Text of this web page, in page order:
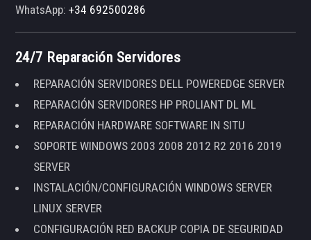
WhatsApp:+34 692500286
24/7 Reparación Servidores
REPARACIÓN SERVIDORES DELL POWEREDGE SERVER
REPARACIÓN SERVIDORES HP PROLIANT DL ML
REPARACIÓN HARDWARE SOFTWARE IN SITU
SOPORTE WINDOWS 2003 2008 2012 R2 2016 2019
SERVER
INSTALACIÓN/CONFIGURACIÓN WINDOWS SERVER
LINUX SERVER
CONFIGURACIÓN RED BACKUP COPIA DE SEGURIDAD